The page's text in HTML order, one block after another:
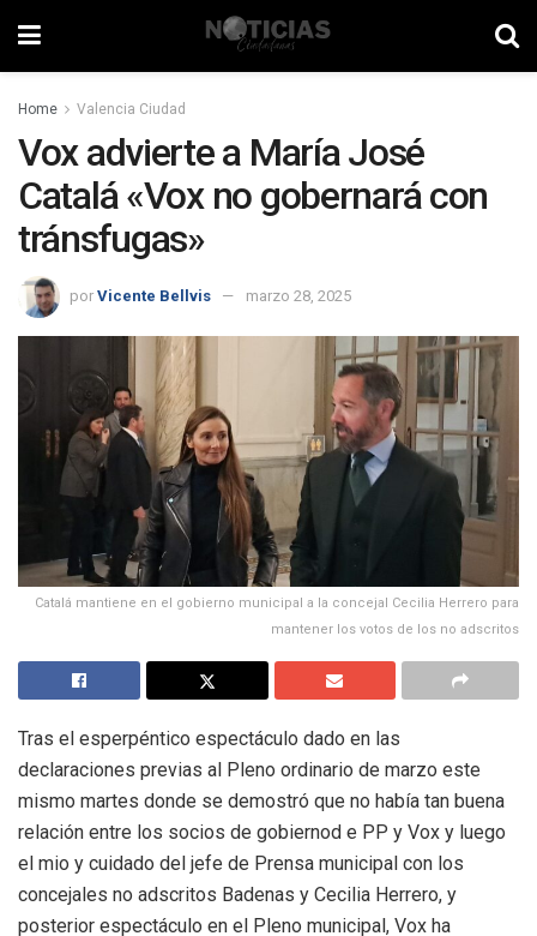
Home Valencia Ciudad
Vox advierte a María José
Catalá «Vox no gobernará con
tránsfugas»
por Vicente Bellvis marzo 28, 2025
Catalá mantiene en el gobierno municipal a la concejal Cecilia Herrero para
mantener los votos de los no adscritos
Tras el esperpéntico espectáculo dado en las
declaraciones previas al Pleno ordinario de marzo este
mismo martes donde se demostró que no había tan buena
relación entre los socios de gobiernod e PP y Vox y luego
el mio y cuidado del jefe de Prensa municipal con los
concejales no adscritos Badenas y Cecilia Herrero, y
posterior espectáculo en el Pleno municipal, Vox ha